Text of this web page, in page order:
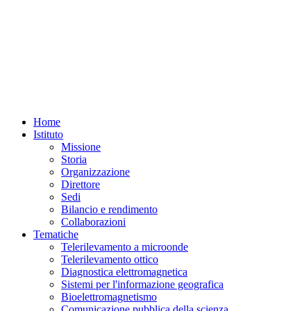
Home
Istituto
Missione
Storia
Organizzazione
Direttore
Sedi
Bilancio e rendimento
Collaborazioni
Tematiche
Telerilevamento a microonde
Telerilevamento ottico
Diagnostica elettromagnetica
Sistemi per l'informazione geografica
Bioelettromagnetismo